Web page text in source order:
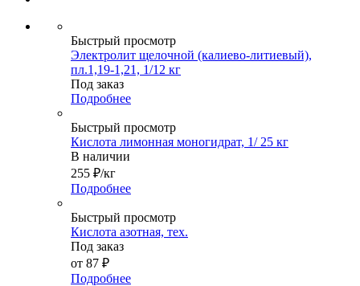
Быстрый просмотр
Электролит щелочной (калиево-литиевый),
пл.1,19-1,21, 1/12 кг
Под заказ
Подробнее
Быстрый просмотр
Кислота лимонная моногидрат, 1/ 25 кг
В наличии
255 ₽/кг
Подробнее
Быстрый просмотр
Кислота азотная, тех.
Под заказ
от 87 ₽
Подробнее